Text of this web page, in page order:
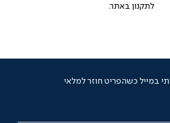
לתקנון באתר.
במייל כשהפריט חוזר למלאי